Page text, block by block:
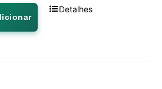
Detalhes